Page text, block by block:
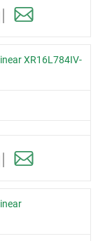
XR16L784IV-